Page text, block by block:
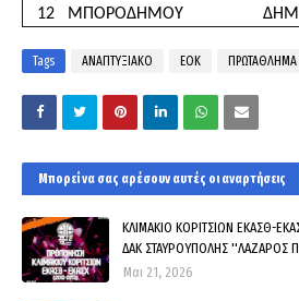
12
ΜΠΟΡΟΔΗΜΟΥ
Tags ΑΝΑΠΤΥΞΙΑΚΟ ΕΟΚ ΠΡΩΤΑΘΛΗΜΑ
Μπορεί να σας αρέσουν αυτές οι αναρτήσεις
ΚΛΙΜΑΚΙΟ ΚΟΡΙΤΣΙΩΝ ΕΚΑΣΘ-
ΔΑΚ ΣΤΑΥΡΟΥΠΟΛΗΣ ''ΛΑΖΑΡΟΣ
Μαι 21, 2026